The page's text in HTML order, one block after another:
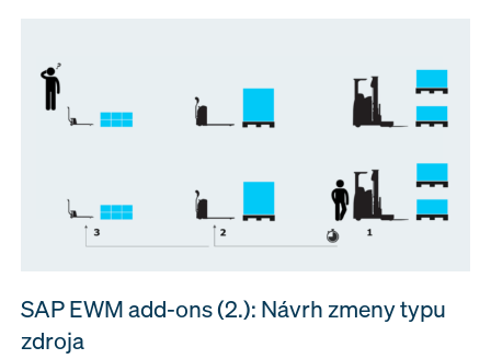
SAP EWM add-ons (2.): Návrh zmeny typu
zdroja